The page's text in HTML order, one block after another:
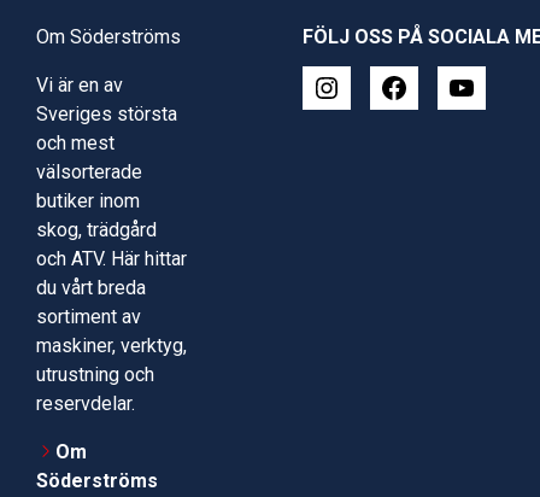
Om Söderströms
Vi är en av
Sveriges största
och mest
välsorterade
butiker inom
skog, trädgård
och ATV. Här hittar
du vårt breda
sortiment av
maskiner, verktyg,
utrustning och
reservdelar.
Om
Söderströms
FÖLJ OSS PÅ SOCIALA